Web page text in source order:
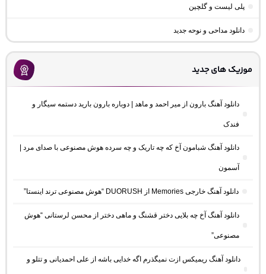
پلی لیست و گلچین
دانلود مداحی و نوحه جدید
موزیک های جدید
دانلود آهنگ بارون از میر احمد و ماهد | دوباره بارون بارید دستمه سیگار و
فندک
دانلود آهنگ شبامون آخ که چه تاریک و چه سرده هوش مصنوعی با صدای مرد |
آسمون
دانلود آهنگ خارجی Memories از DUORUSH “هوش مصنوعی ترند اینستا”
دانلود آهنگ آخ چه بلایی دختر قشنگ و ماهی دختر از محسن لرستانی “هوش
مصنوعی”
دانلود آهنگ ریمیکس ازت نمیگذرم اگه خدایی باشه از علی احمدیانی و تتلو و